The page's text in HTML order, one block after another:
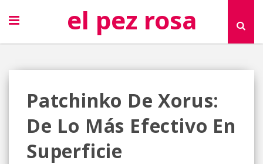
el pez rosa
Patchinko De Xorus:
De Lo Más Efectivo En
Superficie